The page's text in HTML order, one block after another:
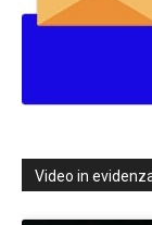
Video in